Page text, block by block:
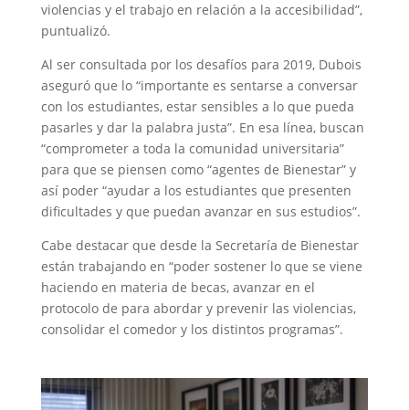
violencias y el trabajo en relación a la accesibilidad”,
puntualizó.
Al ser consultada por los desafíos para 2019, Dubois
aseguró que lo “importante es sentarse a conversar
con los estudiantes, estar sensibles a lo que pueda
pasarles y dar la palabra justa”. En esa línea, buscan
“comprometer a toda la comunidad universitaria”
para que se piensen como “agentes de Bienestar” y
así poder “ayudar a los estudiantes que presenten
dificultades y que puedan avanzar en sus estudios”.
Cabe destacar que desde la Secretaría de Bienestar
están trabajando en “poder sostener lo que se viene
haciendo en materia de becas, avanzar en el
protocolo de para abordar y prevenir las violencias,
consolidar el comedor y los distintos programas”.